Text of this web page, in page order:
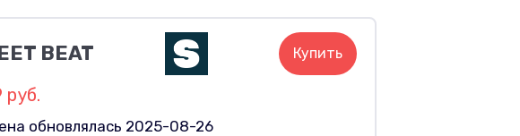
BEAT Купить
руб.
обновлялась 2025-08-26